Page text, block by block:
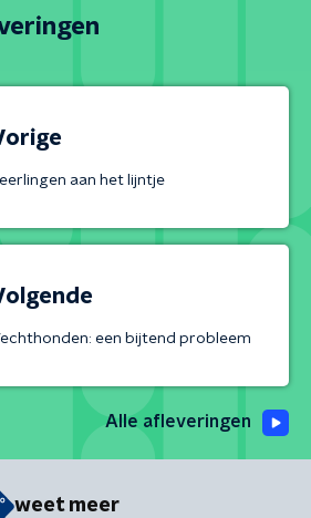
aan het lijntje
een bijtend probleem
Alle afleveringen
weet meer